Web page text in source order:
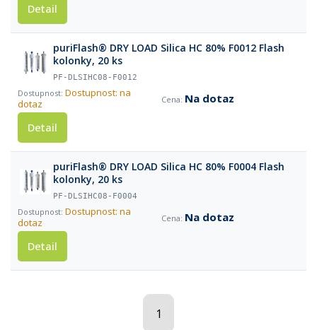
Detail
puriFlash® DRY LOAD Silica HC 80% F0012 Flash
kolonky, 20 ks
PF-DLSIHC08-F0012
Dostupnost: na
dotaz
Na dotaz
Detail
puriFlash® DRY LOAD Silica HC 80% F0004 Flash
kolonky, 20 ks
PF-DLSIHC08-F0004
Dostupnost: na
dotaz
Na dotaz
Detail
1